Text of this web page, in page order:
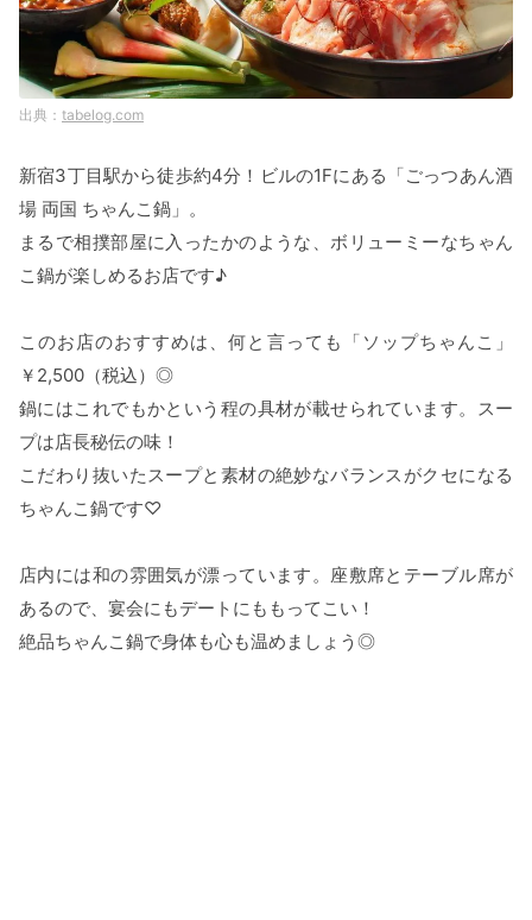
tabelog.com
新宿3丁目駅から徒歩約4分！ビルの1Fにある「ごっつあん酒
場 両国 ちゃんこ鍋」。
まるで相撲部屋に入ったかのような、ボリューミーなちゃん
こ鍋が楽しめるお店です♪
このお店のおすすめは、何と言っても「ソップちゃんこ」
￥2,500（税込）◎
鍋にはこれでもかという程の具材が載せられています。スー
プは店長秘伝の味！
こだわり抜いたスープと素材の絶妙なバランスがクセになる
ちゃんこ鍋です♡
店内には和の雰囲気が漂っています。座敷席とテーブル席が
あるので、宴会にもデートにももってこい！
絶品ちゃんこ鍋で身体も心も温めましょう◎